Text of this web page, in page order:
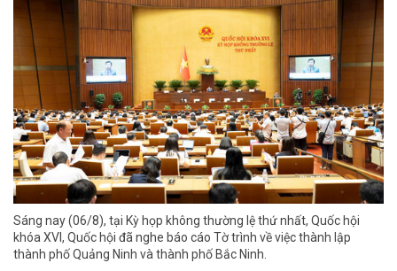
Sáng nay (06/8), tại Kỳ họp không thường lệ thứ nhất, Quốc hội
khóa XVI, Quốc hội đã nghe báo cáo Tờ trình về việc thành lập
thành phố Quảng Ninh và thành phố Bắc Ninh.